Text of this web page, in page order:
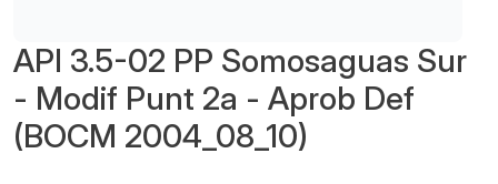
API 3.5-02 PP Somosaguas Sur
- Modif Punt 2a - Aprob Def
(BOCM 2004_08_10)